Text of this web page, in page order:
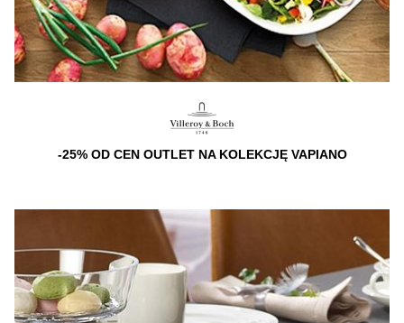
-25% OD CEN OUTLET NA KOLEKCJĘ VAPIANO